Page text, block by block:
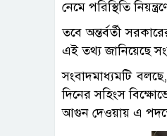
নেমে পরিস্থিতি
তবে অন্তর্বর্তী
এই তথ্য জানিয়েছে
সংবাদমাধ্যমটি
দিনের সহিংস
আগুন দেওয়ায় এ